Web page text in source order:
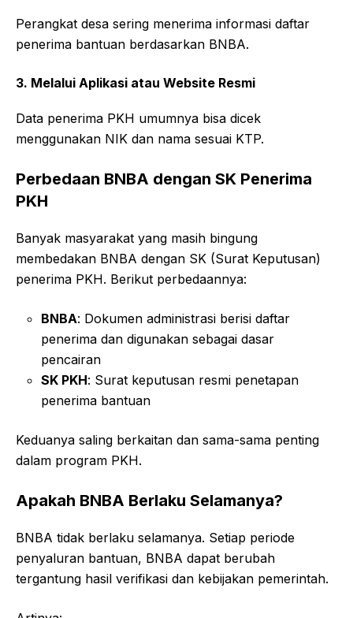
Perangkat desa sering menerima informasi daftar
penerima bantuan berdasarkan BNBA.
3. Melalui Aplikasi atau Website Resmi
Data penerima PKH umumnya bisa dicek
menggunakan NIK dan nama sesuai KTP.
Perbedaan BNBA dengan SK Penerima
PKH
Banyak masyarakat yang masih bingung
membedakan BNBA dengan SK (Surat Keputusan)
penerima PKH. Berikut perbedaannya:
BNBA: Dokumen administrasi berisi daftar
penerima dan digunakan sebagai dasar
pencairan
SK PKH: Surat keputusan resmi penetapan
penerima bantuan
Keduanya saling berkaitan dan sama-sama penting
dalam program PKH.
Apakah BNBA Berlaku Selamanya?
BNBA tidak berlaku selamanya. Setiap periode
penyaluran bantuan, BNBA dapat berubah
tergantung hasil verifikasi dan kebijakan pemerintah.